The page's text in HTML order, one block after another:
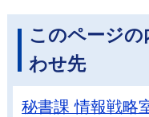
このページ
わせ先
秘書課 情報戦略